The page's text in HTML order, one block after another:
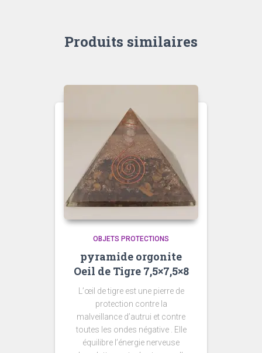
Produits similaires
OBJETS PROTECTIONS
pyramide orgonite
Oeil de Tigre 7,5×7,5×8
L’œil de tigre est une pierre de
protection contre la
malveillance d’autrui et contre
toutes les ondes négative . Elle
équilibre l’énergie nerveuse